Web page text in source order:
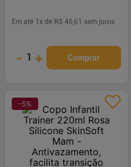
Em até 1 x de R$ 45,61 sem juros
- 1 + Comprar
-5%